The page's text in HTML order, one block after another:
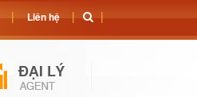
Liên hệ